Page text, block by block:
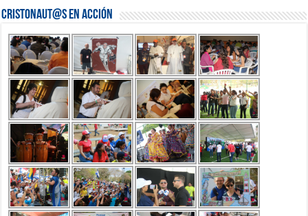
Cristonaut@s en Acción